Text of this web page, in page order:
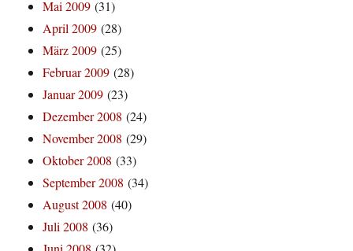
Mai 2009 (31)
April 2009 (28)
März 2009 (25)
Februar 2009 (28)
Januar 2009 (23)
Dezember 2008 (24)
November 2008 (29)
Oktober 2008 (33)
September 2008 (34)
August 2008 (40)
Juli 2008 (36)